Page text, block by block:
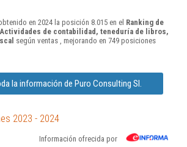
en 2024 la posición 8.015 en el Ranking de
de contabilidad, teneduría de libros,
según ventas , mejorando en 749 posiciones
la información de Puro Consulting Sl.
2023 - 2024
Información ofrecida por